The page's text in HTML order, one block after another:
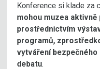
Konference si klade za
mohou muzea
prostřednictvím
programů,
vytváření
debatu.